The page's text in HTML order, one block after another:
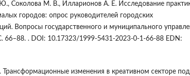
Соколова М. В., Илларионов А. Е. Исследование
городов: опрос руководителей городских
Вопросы государственного и муниципального
66–88. . DOI: 10.17323/1999-5431-2023-0-1-66-88 EDN:
Трансформационные изменения в креативном секторе под